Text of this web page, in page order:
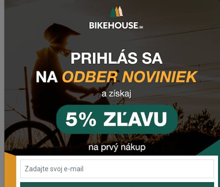
ZADNÉ NÁBOJE
Zadný náboj REVERSE BASE SHIMANO MS 142/12MM
Na externom sklade
4 470,58 Kč